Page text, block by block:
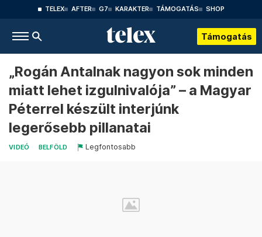
TELEX AFTER G7 KARAKTER TÁMOGATÁS SHOP
Támogatás
„Rogán Antalnak nagyon sok minden
miatt lehet izgulnivalója” – a Magyar
Péterrel készült interjúnk
legerősebb pillanatai
VIDEÓ BELFÖLD Legfontosabb